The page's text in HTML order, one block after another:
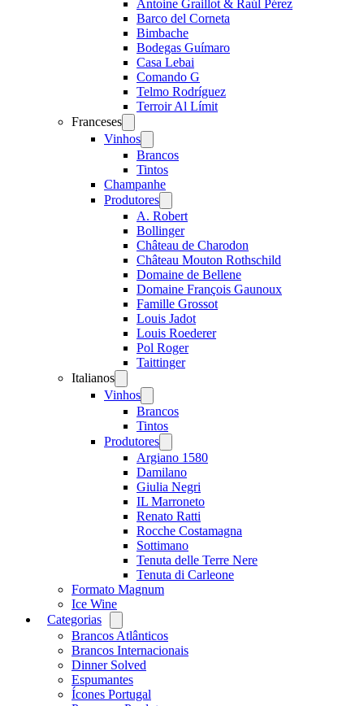
Antoine Graillot & Raúl Pérez
Barco del Corneta
Bimbache
Bodegas Guímaro
Casa Lebai
Comando G
Telmo Rodríguez
Terroir Al Límit
Franceses
menu
Vinhos
menu
Brancos
Tintos
Champanhe
Produtores
menu
A. Robert
Bollinger
Château de Charodon
Château Mouton Rothschild
Domaine de Bellene
Domaine François Gaunoux
Famille Grossot
Louis Jadot
Louis Roederer
Pol Roger
Taittinger
Italianos
menu
Vinhos
menu
Brancos
Tintos
Produtores
menu
Argiano 1580
Damilano
Giulia Negri
IL Marroneto
Renato Ratti
Rocche Costamagna
Sottimano
Tenuta delle Terre Nere
Tenuta di Carleone
Formato Magnum
Ice Wine
Categorias
menu
Brancos Atlânticos
Brancos Internacionais
Dinner Solved
Espumantes
Ícones Portugal